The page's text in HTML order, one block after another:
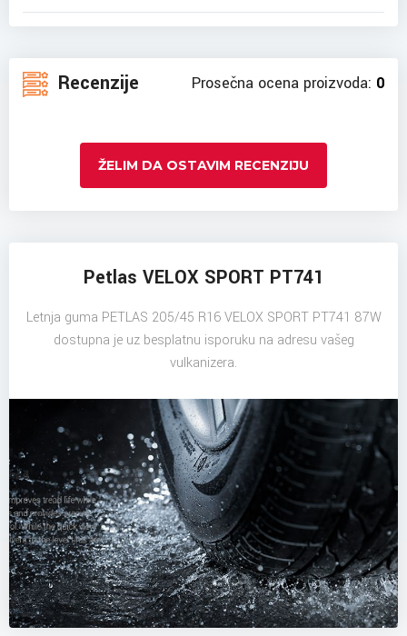
Recenzije Prosečna ocena proizvoda: 0
ŽELIM DA OSTAVIM RECENZIJU
Petlas VELOX SPORT PT741
Letnja guma PETLAS 205/45 R16 VELOX SPORT PT741 87W
dostupna je uz besplatnu isporuku na adresu vašeg
vulkanizera.